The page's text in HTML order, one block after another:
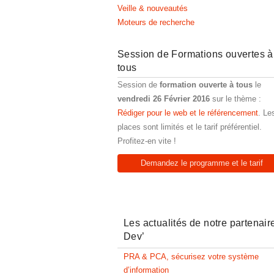
Veille & nouveautés
Moteurs de recherche
Session de Formations ouvertes à
tous
Session de formation ouverte à tous le
vendredi 26 Février 2016 sur le thème :
Rédiger pour le web et le référencement.
places sont limités et le tarif préférentiel.
Profitez-en vite !
Demandez le programme et le tarif
Les actualités de notre
Dev’
PRA & PCA, sécurisez votre système
d’information